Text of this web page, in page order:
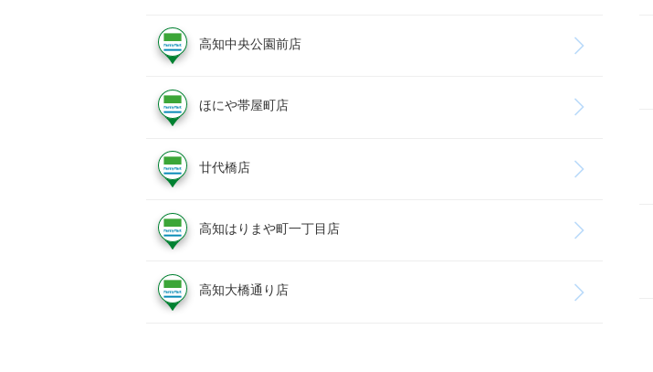
高知中央公園前店
ほにや帯屋町店
廿代橋店
高知はりまや町一丁目店
高知大橋通り店